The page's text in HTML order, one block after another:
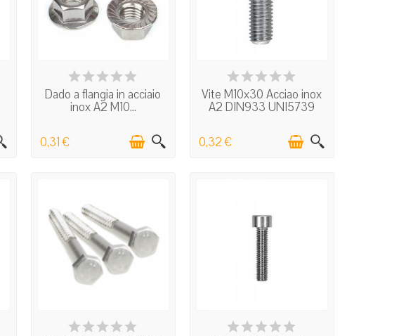
IN STOCK
Dado a flangia in acciaio
inox A2 M10...
0,31 €
IN STOCK
Vite M10x30 Acciao inox
A2 DIN933 UNI5739
0,32 €
IN STOCK IN STOCK